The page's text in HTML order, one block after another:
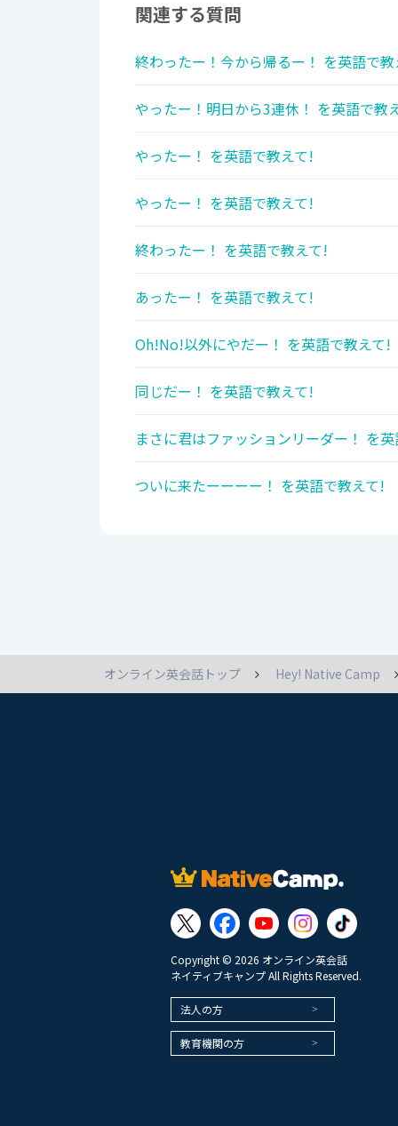
関連する質問
終わったー！今から帰るー！ を英語で
やったー！明日から3連休！ を英語で教
やったー！ を英語で教えて!
やったー！ を英語で教えて!
終わったー！ を英語で教えて!
あったー！ を英語で教えて!
Oh!No!以外にやだー！ を英語で教えて!
同じだー！ を英語で教えて!
まさに君はファッションリーダー！ を
ついに来たーーーー！ を英語で教えて!
オンライン英会話トップ Hey! Native Camp
Copyright © 2026 オンライン英会話
ネイティブキャンプ All Rights Reserved.
法人の方
教育機関の方